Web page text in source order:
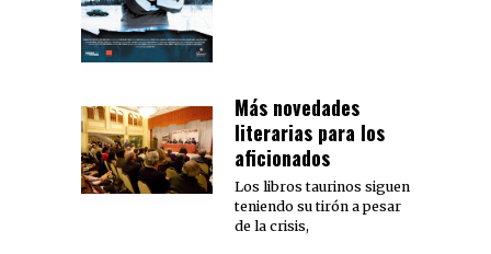
Más novedades
literarias para los
aficionados
Los libros taurinos siguen
teniendo su tirón a pesar
de la crisis,